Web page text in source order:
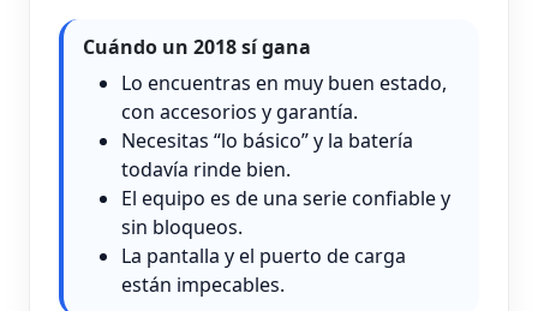
Cuándo un 2018 sí gana
Lo encuentras en muy buen estado,
con accesorios y garantía.
Necesitas “lo básico” y la batería
todavía rinde bien.
El equipo es de una serie confiable y
sin bloqueos.
La pantalla y el puerto de carga
están impecables.